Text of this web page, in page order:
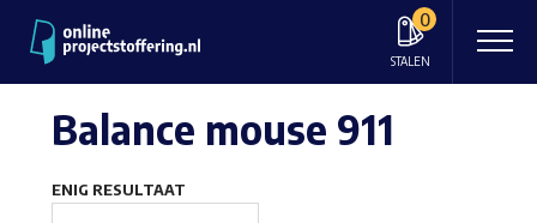
0
STALEN
Balance mouse 911
ENIG RESULTAAT